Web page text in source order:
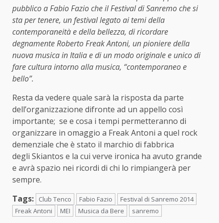
pubblico a Fabio Fazio che il Festival di Sanremo che si
sta per tenere, un festival legato ai temi della
contemporaneità e della bellezza, di ricordare
degnamente Roberto Freak Antoni, un pioniere della
nuova musica in Italia e di un modo originale e unico di
fare cultura intorno alla musica, “contemporaneo e
bello”.
Resta da vedere quale sarà la risposta da parte
dell’organizzazione difronte ad un appello così
importante; se e cosa i tempi permetteranno di
organizzare in omaggio a Freak Antoni a quel rock
demenziale che è stato il marchio di fabbrica
degli Skiantos e la cui verve ironica ha avuto grande
e avrà spazio nei ricordi di chi lo rimpiangerà per
sempre.
Tags:
Club Tenco Fabio Fazio
Festival di Sanremo 2014
Freak Antoni
MEI Musica da Bere sanremo